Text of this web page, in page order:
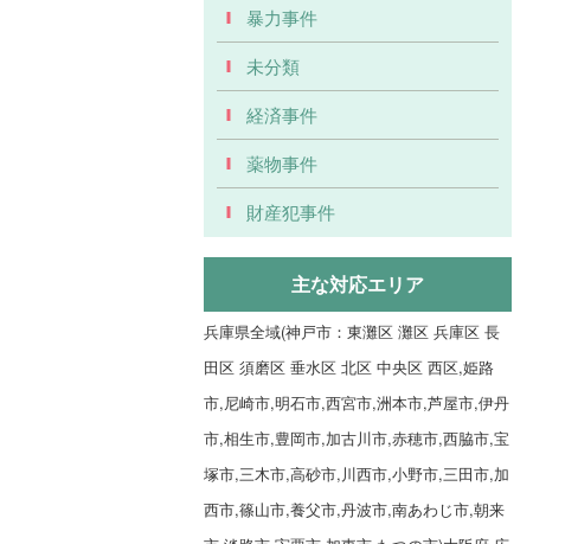
暴力事件
未分類
経済事件
薬物事件
財産犯事件
主な対応エリア
兵庫県全域(神戸市：東灘区 灘区 兵庫区 長
田区 須磨区 垂水区 北区 中央区 西区,姫路
市,尼崎市,明石市,西宮市,洲本市,芦屋市,伊丹
市,相生市,豊岡市,加古川市,赤穂市,西脇市,宝
塚市,三木市,高砂市,川西市,小野市,三田市,加
西市,篠山市,養父市,丹波市,南あわじ市,朝来